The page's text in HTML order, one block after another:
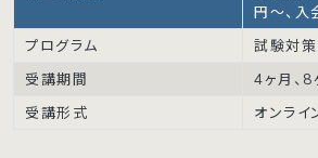
円〜、
プログラム
試験対策
受講期間
4ヶ月、8
受講形式
オンライ